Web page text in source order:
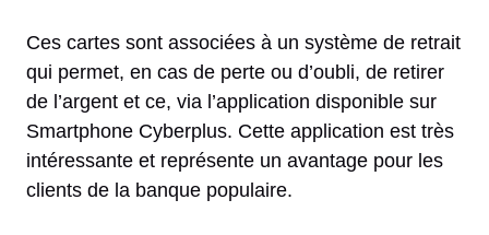
Ces cartes sont associées à un système de retrait
qui permet, en cas de perte ou d’oubli, de retirer
de l’argent et ce, via l’application disponible sur
Smartphone Cyberplus. Cette application est très
intéressante et représente un avantage pour les
clients de la banque populaire.